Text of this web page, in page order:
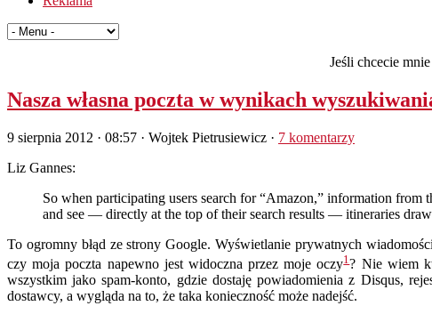
Jeśli chcecie
Nasza własna poczta w wynikach
9 sierpnia 2012 · 08:57 · Wojtek Pietrusiewicz · 7 komentarzy
Liz Gannes:
So when participating users search for “Amazon,” information
and see — directly at the top of their search results — itineraries
To ogromny błąd ze strony Google. Wyświetlanie prywatnych
czy moja poczta napewno jest widoczna przez moje oczy1? Nie wiem
wszystkim jako spam-konto, gdzie dostaję powiadomienia z Disqus,
dostawcy, a wygląda na to, że taka konieczność może nadejść.